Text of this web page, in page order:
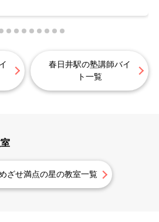
春日井駅の塾講師バイ
ト一覧
ざせ満点の星の教室一覧